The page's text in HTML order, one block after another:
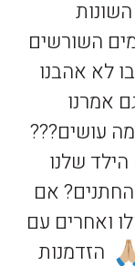
השורשים
לא אהבנו
אמרנו
עושים???
שלנו
אם
ואחרים עם
הזדמנות